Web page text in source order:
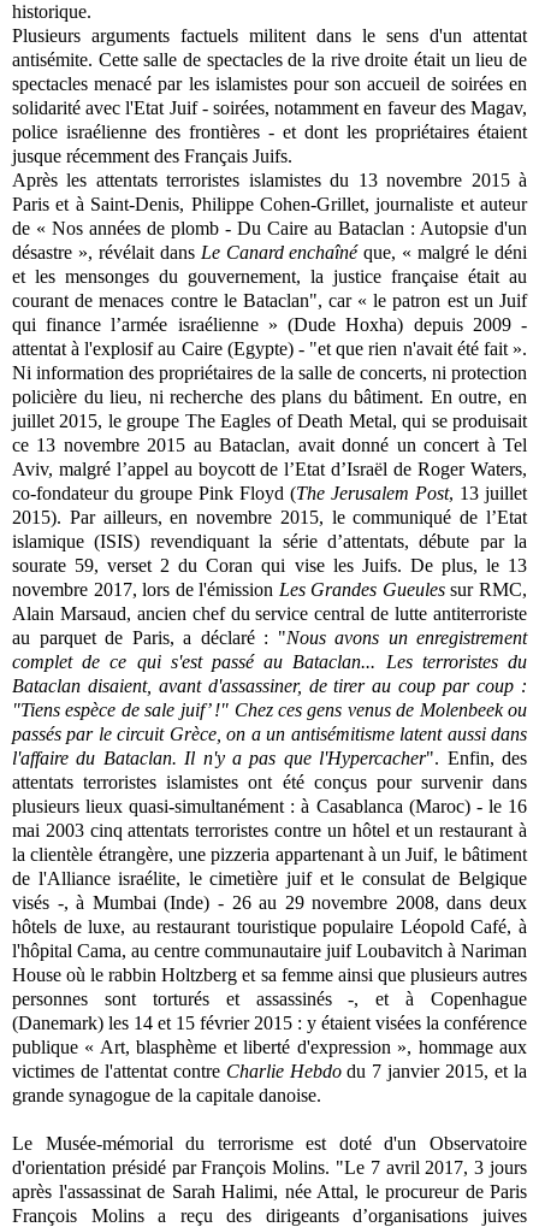
historique.
Plusieurs arguments factuels militent dans le sens d'un attentat
antisémite. Cette salle de spectacles de la rive droite était un lieu de
spectacles menacé par les islamistes pour son accueil de soirées en
solidarité avec l'Etat Juif - soirées, notamment en faveur des Magav,
police israélienne des frontières - et dont les propriétaires étaient
jusque récemment des Français Juifs.
Après les attentats terroristes islamistes du 13 novembre 2015 à
Paris et à Saint-Denis, Philippe Cohen-Grillet, journaliste et auteur
de « Nos années de plomb - Du Caire au Bataclan : Autopsie d'un
désastre », révélait dans Le Canard enchaînéque, « malgré le déni
et les mensonges du gouvernement, la justice française était au
courant de menaces contre le Bataclan", car « le patron est un Juif
qui finance l’armée israélienne » (Dude Hoxha) depuis 2009 -
attentat à l'explosif au Caire (Egypte) - "et que rien n'avait été fait ».
Ni information des propriétaires de la salle de concerts, ni protection
policière du lieu, ni recherche des plans du bâtiment. En outre, en
juillet 2015, le groupe The Eagles of Death Metal, qui se produisait
ce 13 novembre 2015 au Bataclan, avait donné un concert à Tel
Aviv, malgré l’appel au boycott de l’Etat d’Israël de Roger Waters,
co-fondateur du groupe Pink Floyd (The Jerusalem Post, 13 juillet
2015). Par ailleurs, en novembre 2015, le communiqué de l’Etat
islamique (ISIS) revendiquant la série d’attentats, débute par la
sourate 59, verset 2 du Coran qui vise les Juifs. De plus, le 13
novembre 2017, lors de l'émission Les Grandes Gueulessur RMC,
Alain Marsaud, ancien chef du service central de lutte antiterroriste
au parquet de Paris, a déclaré : "Nous avons un enregistrement
complet de ce qui s'est passé au Bataclan... Les terroristes du
Bataclan disaient, avant d'assassiner, de tirer au coup par coup :
"Tiens espèce de sale juif’ !" Chez ces gens venus de Molenbeek ou
passés par le circuit Grèce, on a un antisémitisme latent aussi dans
l'affaire du Bataclan. Il n'y a pas que l'Hypercacher". Enfin, des
attentats terroristes islamistes ont été conçus pour survenir dans
plusieurs lieux quasi-simultanément : à Casablanca (Maroc) - le 16
mai 2003 cinq attentats terroristes contre un hôtel et un restaurant à
la clientèle étrangère, une pizzeria appartenant à un Juif, le bâtiment
de l'Alliance israélite, le cimetière juif et le consulat de Belgique
visés -, à Mumbai (Inde) - 26 au 29 novembre 2008, dans deux
hôtels de luxe, au restaurant touristique populaire Léopold Café, à
l'hôpital Cama, au centre communautaire juif Loubavitch à Nariman
House où le rabbin Holtzberg et sa femme ainsi que plusieurs autres
personnes sont torturés et assassinés -, et à Copenhague
(Danemark) les 14 et 15 février 2015 : y étaient visées la conférence
publique « Art, blasphème et liberté d'expression », hommage aux
victimes de l'attentat contre Charlie Hebdodu 7 janvier 2015, et la
grande synagogue de la capitale danoise.
Le Musée-mémorial du terrorisme est doté d'un Observatoire
d'orientation présidé par François Molins. "Le 7 avril 2017, 3 jours
après l'assassinat de Sarah Halimi, née Attal, le procureur de Paris
François Molins a reçu des dirigeants d’organisations juives